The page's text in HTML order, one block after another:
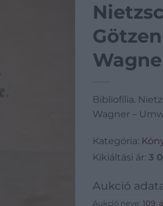
Bibliofília.
Wagner –
Kategória:
Kikiáltási ár: 3
Aukció
Aukció neve: 109.